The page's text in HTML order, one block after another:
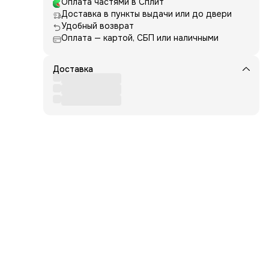
Доставка в пункты выдачи или до двери
Удобный возврат
Оплата — картой, СБП или наличными
Доставка